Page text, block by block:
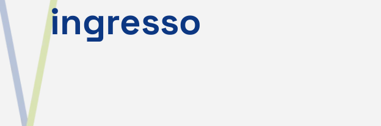
ingresso